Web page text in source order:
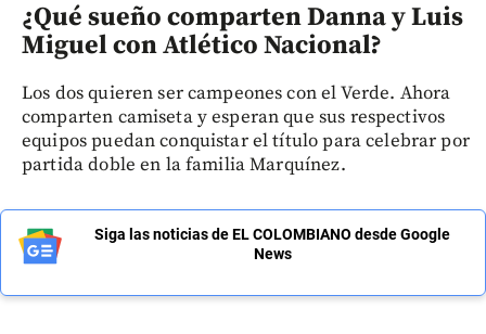
¿Qué sueño comparten Danna y Luis
Miguel con Atlético Nacional?
Los dos quieren ser campeones con el Verde. Ahora
comparten camiseta y esperan que sus respectivos
equipos puedan conquistar el título para celebrar por
partida doble en la familia Marquínez.
Siga las noticias de EL COLOMBIANO desde Google
News